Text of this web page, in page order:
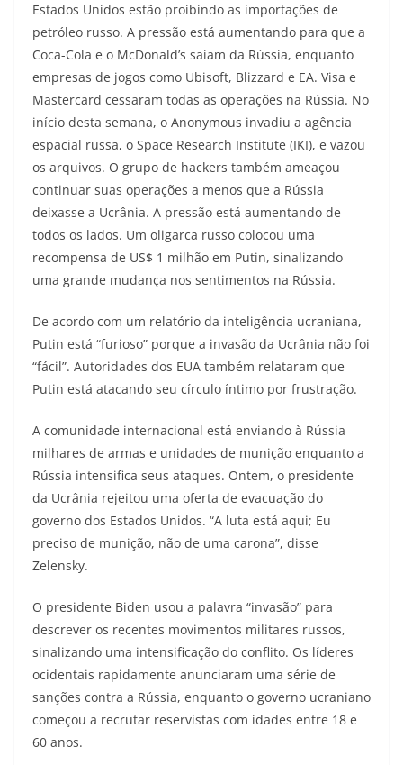
Estados Unidos estão proibindo as importações de
petróleo russo. A pressão está aumentando para que a
Coca-Cola e o McDonald’s saiam da Rússia, enquanto
empresas de jogos como Ubisoft, Blizzard e EA. Visa e
Mastercard cessaram todas as operações na Rússia. No
início desta semana, o Anonymous invadiu a agência
espacial russa, o Space Research Institute (IKI), e vazou
os arquivos. O grupo de hackers também ameaçou
continuar suas operações a menos que a Rússia
deixasse a Ucrânia. A pressão está aumentando de
todos os lados. Um oligarca russo colocou uma
recompensa de US$ 1 milhão em Putin, sinalizando
uma grande mudança nos sentimentos na Rússia.
De acordo com um relatório da inteligência ucraniana,
Putin está “furioso” porque a invasão da Ucrânia não foi
“fácil”. Autoridades dos EUA também relataram que
Putin está atacando seu círculo íntimo por frustração.
A comunidade internacional está enviando à Rússia
milhares de armas e unidades de munição enquanto a
Rússia intensifica seus ataques. Ontem, o presidente
da Ucrânia rejeitou uma oferta de evacuação do
governo dos Estados Unidos. “A luta está aqui; Eu
preciso de munição, não de uma carona”, disse
Zelensky.
O presidente Biden usou a palavra “invasão” para
descrever os recentes movimentos militares russos,
sinalizando uma intensificação do conflito. Os líderes
ocidentais rapidamente anunciaram uma série de
sanções contra a Rússia, enquanto o governo ucraniano
começou a recrutar reservistas com idades entre 18 e
60 anos.